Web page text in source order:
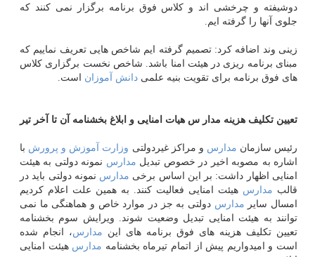
دوشیفته و چرخشی اند و كلاس فوق برنامه برگزار نمی كنند كه
جلوی آنها را گرفته ایم.
زینی وند اضافه كرد: تصمیم گرفته ایم شاخص هایی تعریف نماییم كه
مبنای برنامه ریزی در هیئت امنا باشد. شاخص نخست برگزاری كلاس
های فوق برنامه برای تقویت بنیه علمی دانش آموزان است.
تعیین تكلیف هزینه مدار س هیات امنایی و ابلاغ بخشنامه آن تا آخر تیر
رئیس سازمان مدارس و مراكز غیردولتی وزارت آموزش و پرورش با
اشاره به مصوبه اخیر در خصوص تبدیل مدارس نمونه دولتی به هیئت
امنایی اظهار داشت: بر این اساس برخی مدارس نمونه دولتی باید در
قالب مدارس هیئت امنایی فعالیت كنند. به همین علت اعلام كردیم
امسال سایر مدارس دولتی به جز در موارد خاص و هماهنگی ما نمی
توانند به هیئت امنایی تبدیل وضعیت شوند. ویرایش سوم بخشنامه
تعیین تكلیف هزینه های فوق برنامه های این مدارس، انجام شده
است و امیدواریم پیش از اتمام تیرماه بخشنامه مدارس هیئت امنایی